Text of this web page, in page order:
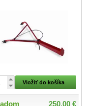
Vložiť do košíka
250.00 €